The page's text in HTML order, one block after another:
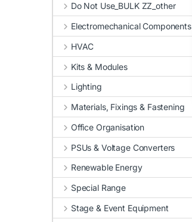
Do Not Use_BULK ZZ_other
Electromechanical Components
HVAC
Kits & Modules
Lighting
Materials, Fixings & Fastening
Office Organisation
PSUs & Voltage Converters
Renewable Energy
Special Range
Stage & Event Equipment